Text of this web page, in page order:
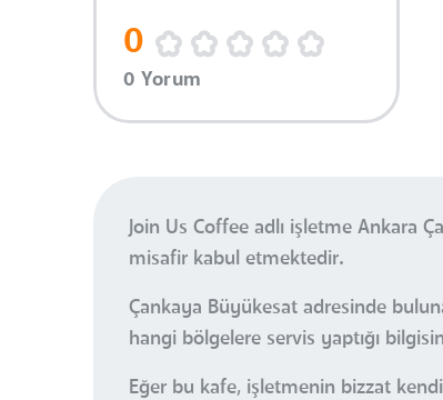
0
0 Yorum
Join Us Coffee adlı işletme Ankara
misafir kabul etmektedir.
Çankaya Büyükesat adresinde
hangi bölgelere servis yaptığı
Eğer bu kafe, işletmenin bizzat